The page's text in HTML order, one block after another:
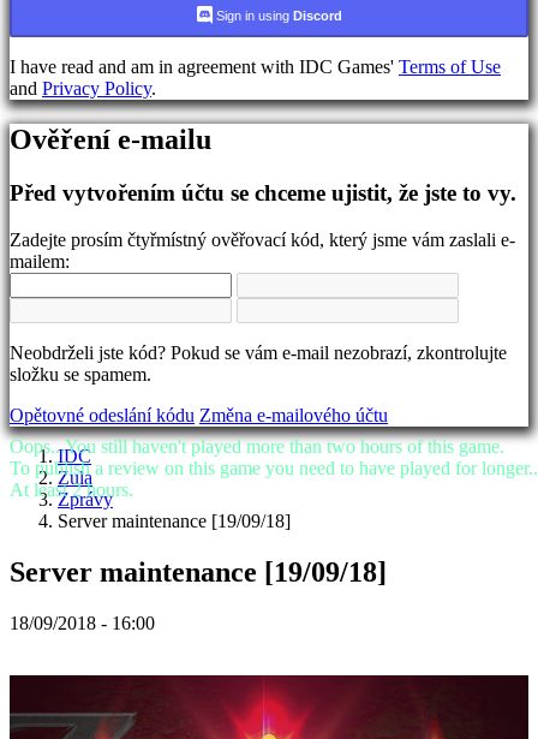
BS
CS
DA
DE
EN
ES
FR
HR
NL
NO
PT
RO
RU
SR
UK
ZH
Hra
Sign in using Discord
I have read and am in agreement with IDC Games' Terms of Use
and Privacy Policy.
Ověření e-mailu
Před vytvořením účtu se chceme ujistit, že jste to vy.
Zadejte prosím čtyřmístný ověřovací kód, který jsme vám zaslali e-
mailem:
Neobdrželi jste kód? Pokud se vám e-mail nezobrazí, zkontrolujte
složku se spamem.
Opětovné odeslání kódu Změna e-mailového účtu
IDC
Zula
Zprávy
Server maintenance [19/09/18]
Server maintenance [19/09/18]
18/09/2018 - 16:00
Oops...You still haven't played more than two hours of this game.
To publish a review on this game you need to have played for
At least 2 hours.